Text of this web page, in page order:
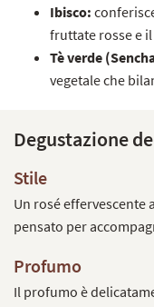
Ibisco:
fruttate rosse e
Tè verde
vegetale che
Degustazione
Stile
Un rosé effervescente
pensato per
Profumo
Il profumo è